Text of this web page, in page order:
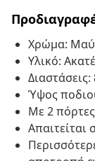
Χρώμα:
Υλικό:
Ύψος
Με 2 πόρτες